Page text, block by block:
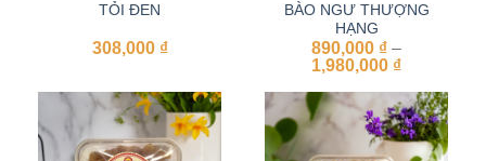
TỎI ĐEN
308,000 ₫
BÀO NGƯ THƯỢNG
HẠNG
890,000 ₫ –
1,980,000 ₫Khoảng
từ
890,000 ₫
đến
1,980,000